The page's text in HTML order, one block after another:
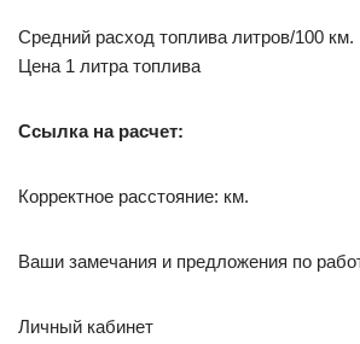
Средний расход топлива литров/100 км.
Цена 1 литра топлива
Ссылка на расчет:
Корректное расстояние: км.
Ваши замечания и предложения по
Личный кабинет